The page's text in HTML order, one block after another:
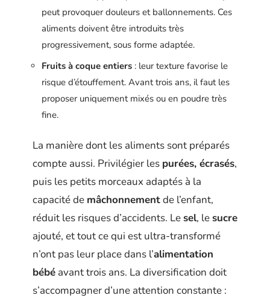
peut provoquer douleurs et ballonnements. Ces
aliments doivent être introduits très
progressivement, sous forme adaptée.
Fruits à coque entiers : leur texture favorise le
risque d’étouffement. Avant trois ans, il faut les
proposer uniquement mixés ou en poudre très
fine.
La manière dont les aliments sont préparés
compte aussi. Privilégier les purées, écrasés,
puis les petits morceaux adaptés à la
capacité de mâchonnementde l’enfant,
réduit les risques d’accidents. Lesel, lesucre
ajouté, et tout ce qui est ultra-transformé
n’ont pas leur place dans l’alimentation
bébé avant trois ans. La diversification doit
s’accompagner d’une attention constante :